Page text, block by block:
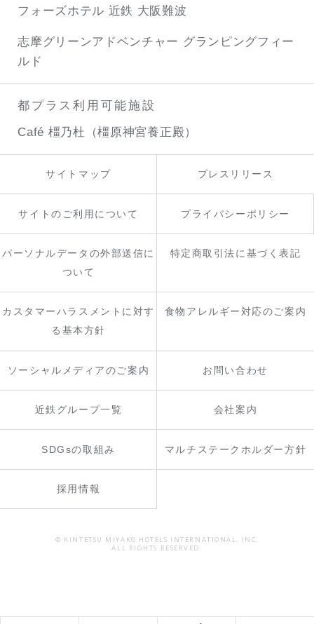
フォーズホテル 近鉄 大阪難波
志摩グリーンアドベンチャー グランピングフィー
ルド
都プラス利用可能施設
Café 橿乃杜（橿原神宮養正殿）
サイトマップ プレスリリース
サイトのご利用について プライバシーポリシー
パーソナルデータの外部送信に
ついて
特定商取引法に基づく表記
カスタマーハラスメントに対す
る基本方針
食物アレルギー対応のご案内
ソーシャルメディアのご案内 お問い合わせ
近鉄グループ一覧 会社案内
SDGsの取組み マルチステークホルダー方針
採用情報
© KINTETSU MIYAKO HOTELS INTERNATIONAL, INC.
ALL RIGHTS RESERVED.